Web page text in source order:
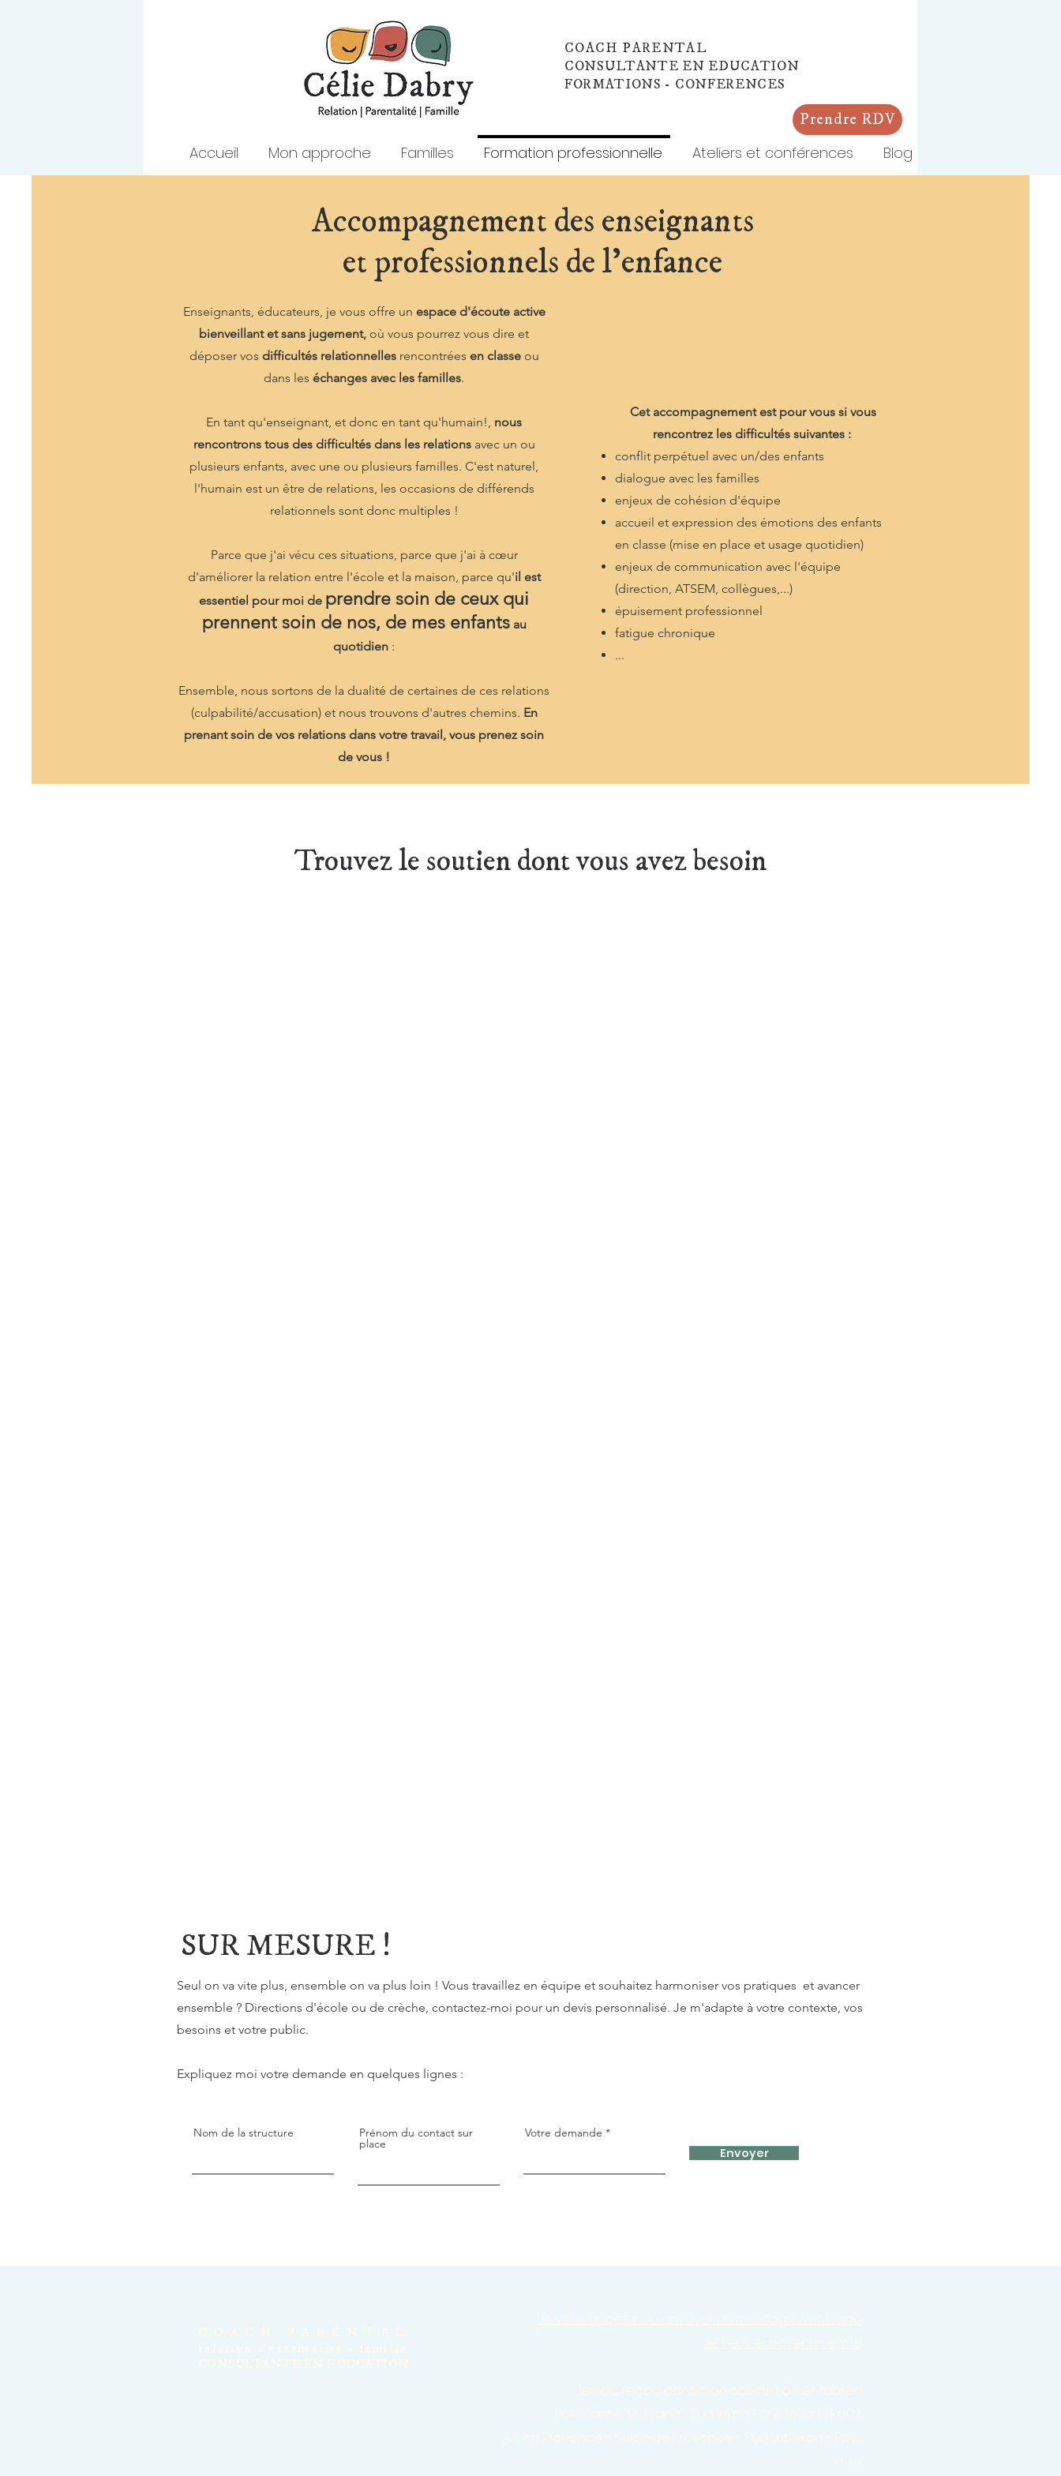
COACH PARENTAL
CONSULTANTE EN EDUCATION
FORMATIONS - CONFERENCES
Prendre RDV
Accueil
Mon approche Familles Formation professionnelle Ateliers et conférences Blog
Accompagnement des enseignants
et professionnels de l'enfance
Enseignants, éducateurs, je vous offre un espace d'écoute active
bienveillant et sans jugement, où vous pourrez vous dire et
déposer vos difficultés relationnellesrencontrées en classeou
dans les échanges avec les familles.
En tant qu'enseignant, et donc en tant qu'humain!, nous
rencontrons tous des difficultés dans les relationsavec un ou
plusieurs enfants, avec une ou plusieurs familles. C'est naturel,
l'humain est un être de relations, les occasions de différends
relationnels sont donc multiples !
Parce que j'ai vécu ces situations, parce que j'ai à cœur
d'améliorer la relation entre l'école et la maison, parce qu'il est
essentiel pour moi de prendre soin de ceux qui
prennent soin de nos, de mes enfantsau
quotidien :
Ensemble, nous sortons de la dualité de certaines de ces relations
(culpabilité/accusation) et nous trouvons d'autres chemins. En
prenant soin de vos relations dans votre travail, vous prenez soin
de vous !
Cet accompagnement est pour vous si vous
rencontrez les difficultés suivantes :
conflit perpétuel avec un/des enfants
dialogue avec les familles
enjeux de cohésion d'équipe
accueil et expression des émotions des enfants
en classe (mise en place et usage quotidien)
enjeux de communication avec l'équipe
(direction, ATSEM, collègues,...)
épuisement professionnel
fatigue chronique
...
Trouvez le soutien dont vous avez besoin
SUR MESURE !
Seul on va vite plus, ensemble on va plus loin ! Vous travaillez en équipe et souhaitez harmoniser vos pratiques et avancer
ensemble ? Directions d'école ou de crèche, contactez-moi pour un devis personnalisé. Je m'adapte à votre contexte, vos
besoins et votre public.
Expliquez moi votre demande en quelques lignes :
Nom de la structure Prénom du contact sur
place
Votre demande
Envoyer